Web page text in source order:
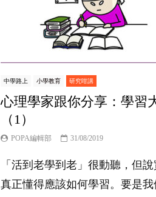
中學路上 小學教育 研究咁講
心理學家跟你分享：學習
（1）
POPA編輯部 31/08/2019
「活到老學到老」很動聽，但
真正懂得應該如何學習。要是